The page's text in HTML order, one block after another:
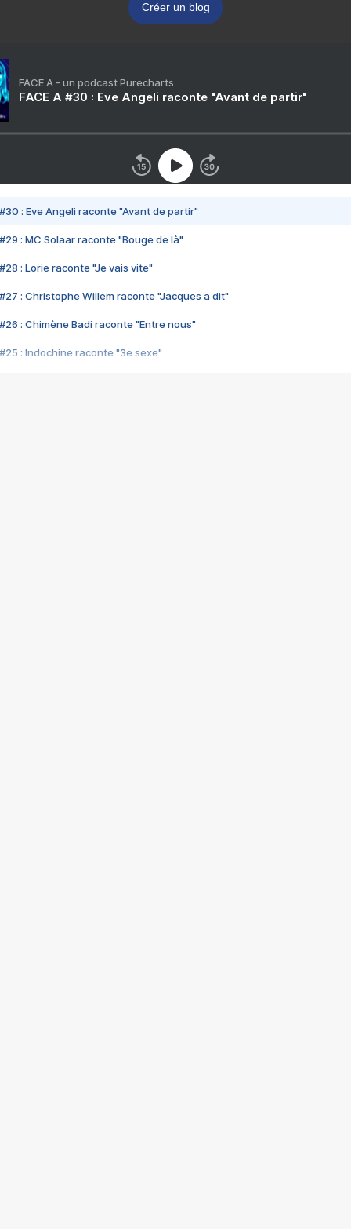
Créer un blog
FACE A - un podcast Purecharts
FACE A #30 : Eve Angeli raconte "Avant de partir"
#30 : Eve Angeli raconte "Avant de partir"
#29 : MC Solaar raconte "Bouge de là"
#28 : Lorie raconte "Je vais vite"
#27 : Christophe Willem raconte "Jacques a dit"
#26 : Chimène Badi raconte "Entre nous"
#25 : Indochine raconte "3e sexe"